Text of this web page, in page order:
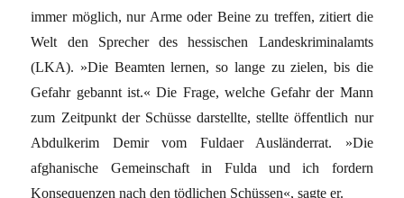
immer möglich, nur Arme oder Beine zu treffen, zitiert die
Welt den Sprecher des hessischen Landeskriminalamts
(LKA). »Die Beamten lernen, so lange zu zielen, bis die
Gefahr gebannt ist.« Die Frage, welche Gefahr der Mann
zum Zeitpunkt der Schüsse darstellte, stellte öffentlich nur
Abdulkerim Demir vom Fuldaer Ausländerrat. »Die
afghanische Gemeinschaft in Fulda und ich fordern
Konsequenzen nach den tödlichen Schüssen«, sagte er.